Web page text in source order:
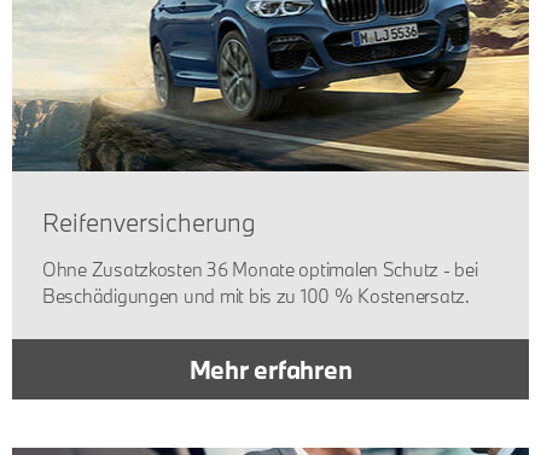
Reifenversicherung
Ohne Zusatzkosten 36 Monate optimalen Schutz - bei
Beschädigungen und mit bis zu 100 % Kostenersatz.
Mehr erfahren